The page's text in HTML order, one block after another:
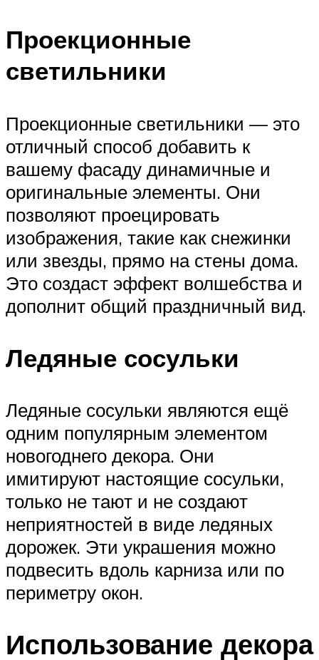
Проекционные
светильники
Проекционные светильники — это
отличный способ добавить к
вашему фасаду динамичные и
оригинальные элементы. Они
позволяют проецировать
изображения, такие как снежинки
или звезды, прямо на стены дома.
Это создаст эффект волшебства и
дополнит общий праздничный вид.
Ледяные сосульки
Ледяные сосульки являются ещё
одним популярным элементом
новогоднего декора. Они
имитируют настоящие сосульки,
только не тают и не создают
неприятностей в виде ледяных
дорожек. Эти украшения можно
подвесить вдоль карниза или по
периметру окон.
Использование декора